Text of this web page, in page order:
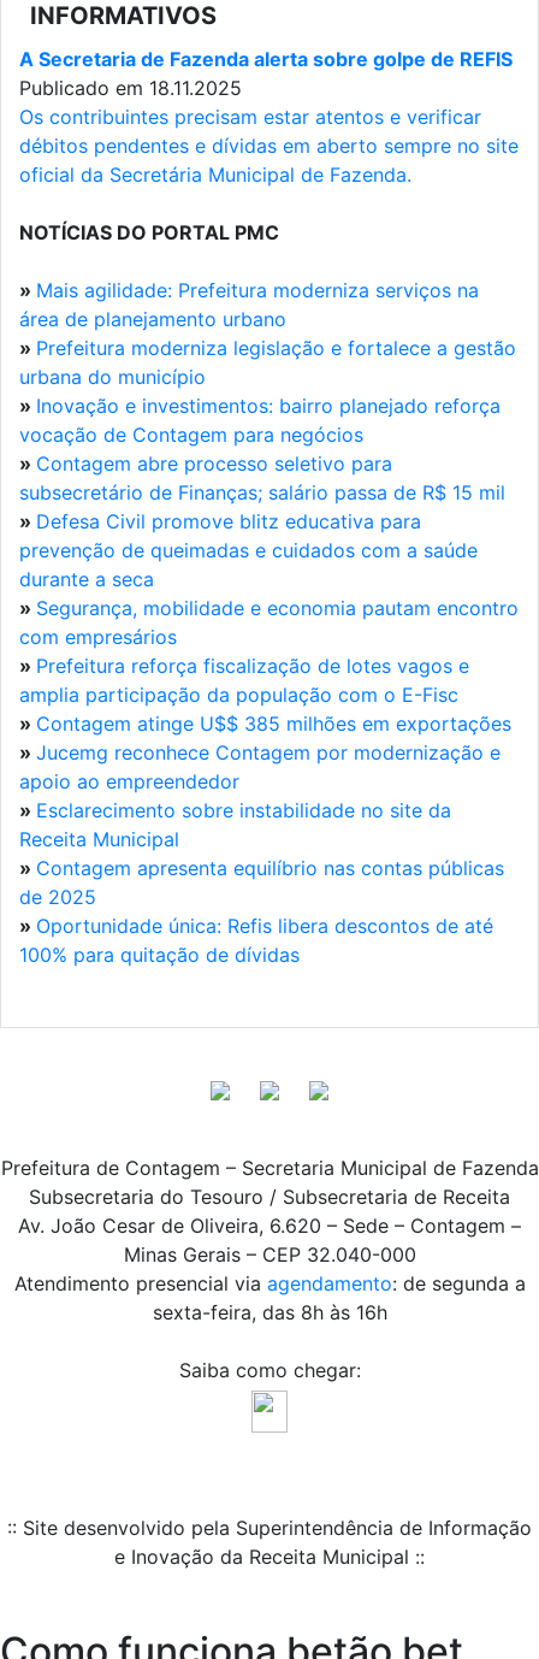
INFORMATIVOS
A Secretaria de Fazenda alerta sobre golpe de REFIS
Publicado em 18.11.2025
Os contribuintes precisam estar atentos e verificar
débitos pendentes e dívidas em aberto sempre no site
oficial da Secretária Municipal de Fazenda.
NOTÍCIAS DO PORTAL PMC
» Mais agilidade: Prefeitura moderniza serviços na
área de planejamento urbano
» Prefeitura moderniza legislação e fortalece a gestão
urbana do município
» Inovação e investimentos: bairro planejado reforça
vocação de Contagem para negócios
» Contagem abre processo seletivo para
subsecretário de Finanças; salário passa de R$ 15 mil
» Defesa Civil promove blitz educativa para
prevenção de queimadas e cuidados com a saúde
durante a seca
» Segurança, mobilidade e economia pautam encontro
com empresários
» Prefeitura reforça fiscalização de lotes vagos e
amplia participação da população com o E-Fisc
» Contagem atinge U$$ 385 milhões em exportações
» Jucemg reconhece Contagem por modernização e
apoio ao empreendedor
» Esclarecimento sobre instabilidade no site da
Receita Municipal
» Contagem apresenta equilíbrio nas contas públicas
de 2025
» Oportunidade única: Refis libera descontos de até
100% para quitação de dívidas
Prefeitura de Contagem – Secretaria Municipal de Fazenda
Subsecretaria do Tesouro / Subsecretaria de Receita
Av. João Cesar de Oliveira, 6.620 – Sede – Contagem –
Minas Gerais – CEP 32.040-000
Atendimento presencial via agendamento: de segunda a
sexta-feira, das 8h às 16h
Saiba como chegar:
:: Site desenvolvido pela Superintendência de Informação
e Inovação da Receita Municipal ::